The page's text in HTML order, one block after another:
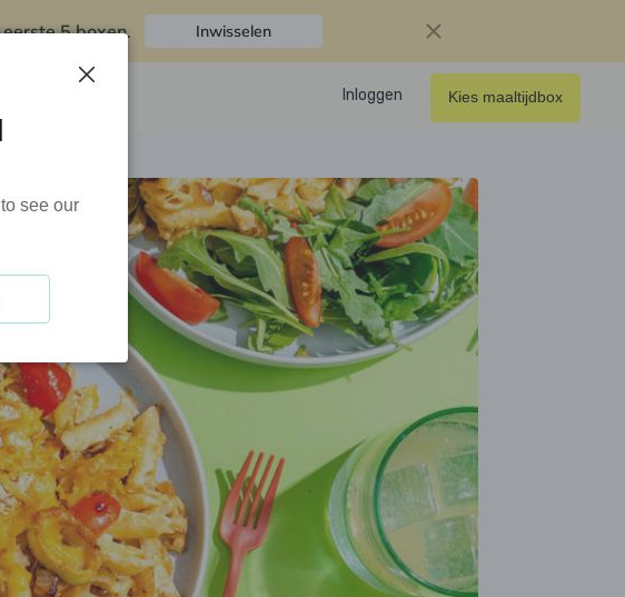
5 boxen. Inwisselen
Inloggen Kies maaltijdbox
see our